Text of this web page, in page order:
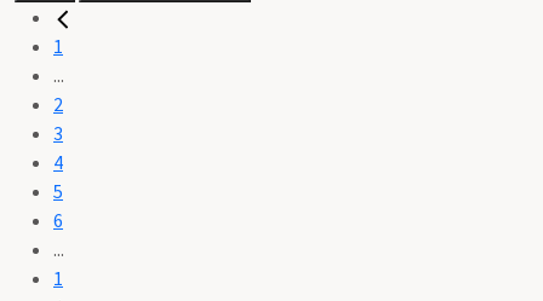
1
...
2
3
4
5
6
...
1